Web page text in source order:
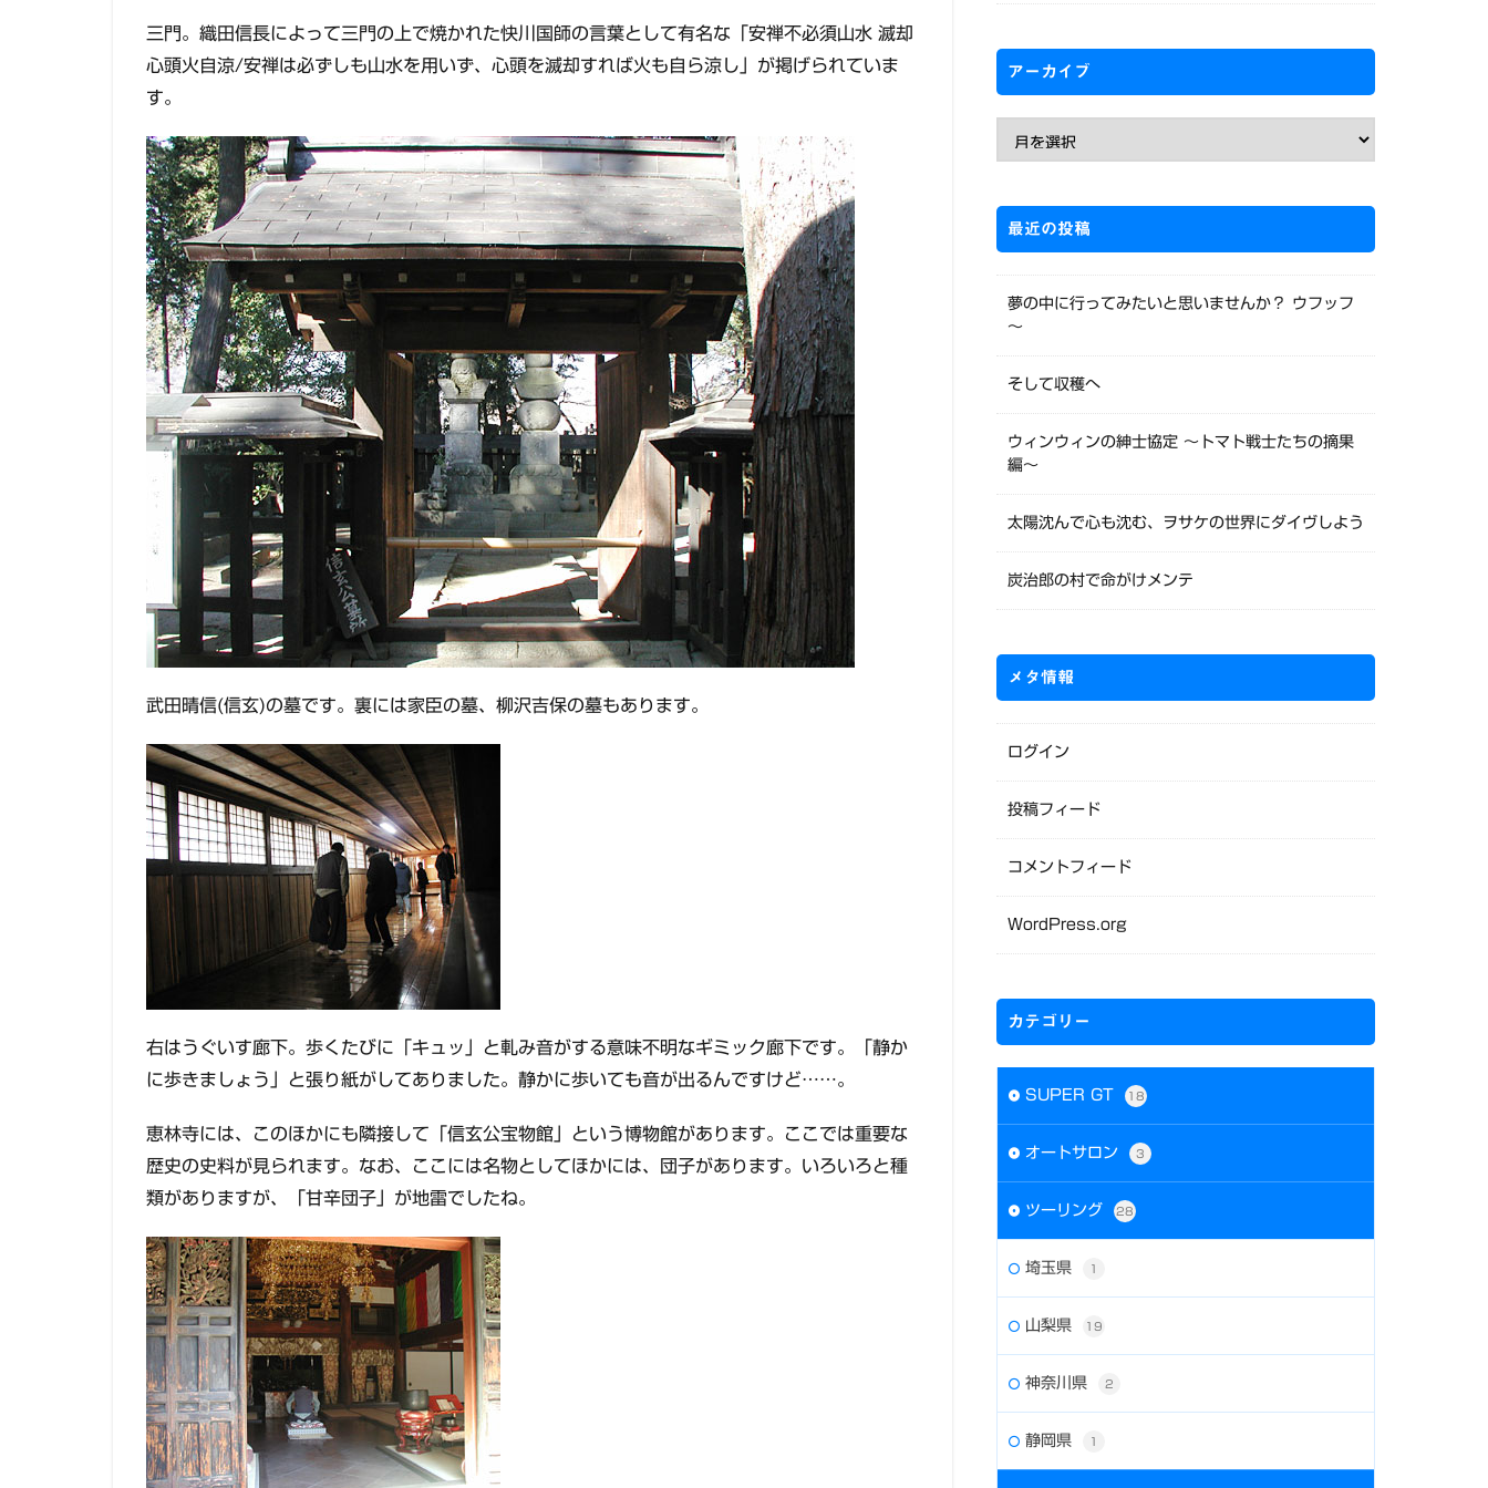
三門。織田信長によって三門の上で焼かれた快川国師の言葉として有名な「安禅不必須山水 滅却
心頭火自涼/安禅は必ずしも山水を用いず、心頭を滅却すれば火も自ら涼し」が掲げられていま
す。
武田晴信(信玄)の墓です。裏には家臣の墓、柳沢吉保の墓もあります。
右はうぐいす廊下。歩くたびに「キュッ」と軋み音がする意味不明なギミック廊下です。「静か
に歩きましょう」と張り紙がしてありました。静かに歩いても音が出るんですけど……。
恵林寺には、このほかにも隣接して「信玄公宝物館」という博物館があります。ここでは重要な
歴史の史料が見られます。なお、ここには名物としてほかには、団子があります。いろいろと種
類がありますが、「甘辛団子」が地雷でしたね。
アーカイブ
最近の投稿
夢の中に行ってみたいと思いませんか？ ウフッフ
～
そして収穫へ
ウィンウィンの紳士協定 〜トマト戦士たちの摘果
編〜
太陽沈んで心も沈む、ヲサケの世界にダイヴしよう
炭治郎の村で命がけメンテ
メタ情報
ログイン
投稿フィード
コメントフィード
WordPress.org
カテゴリー
SUPER GT 18
オートサロン 3
ツーリング 28
埼玉県 1
山梨県 19
神奈川県 2
静岡県 1